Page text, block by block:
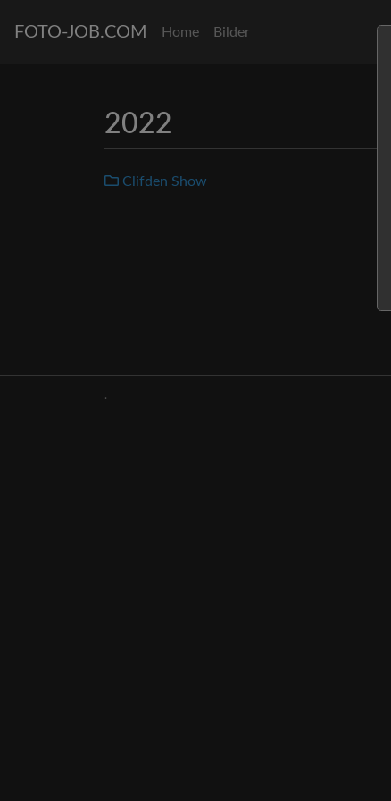
FOTO-JOB.COM Home Bilder
2022
Clifden Show
.